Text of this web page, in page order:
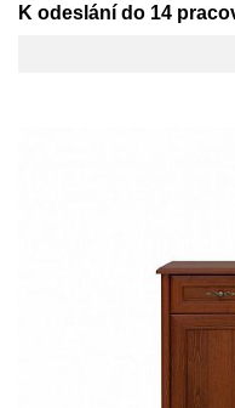
K odeslání do 14